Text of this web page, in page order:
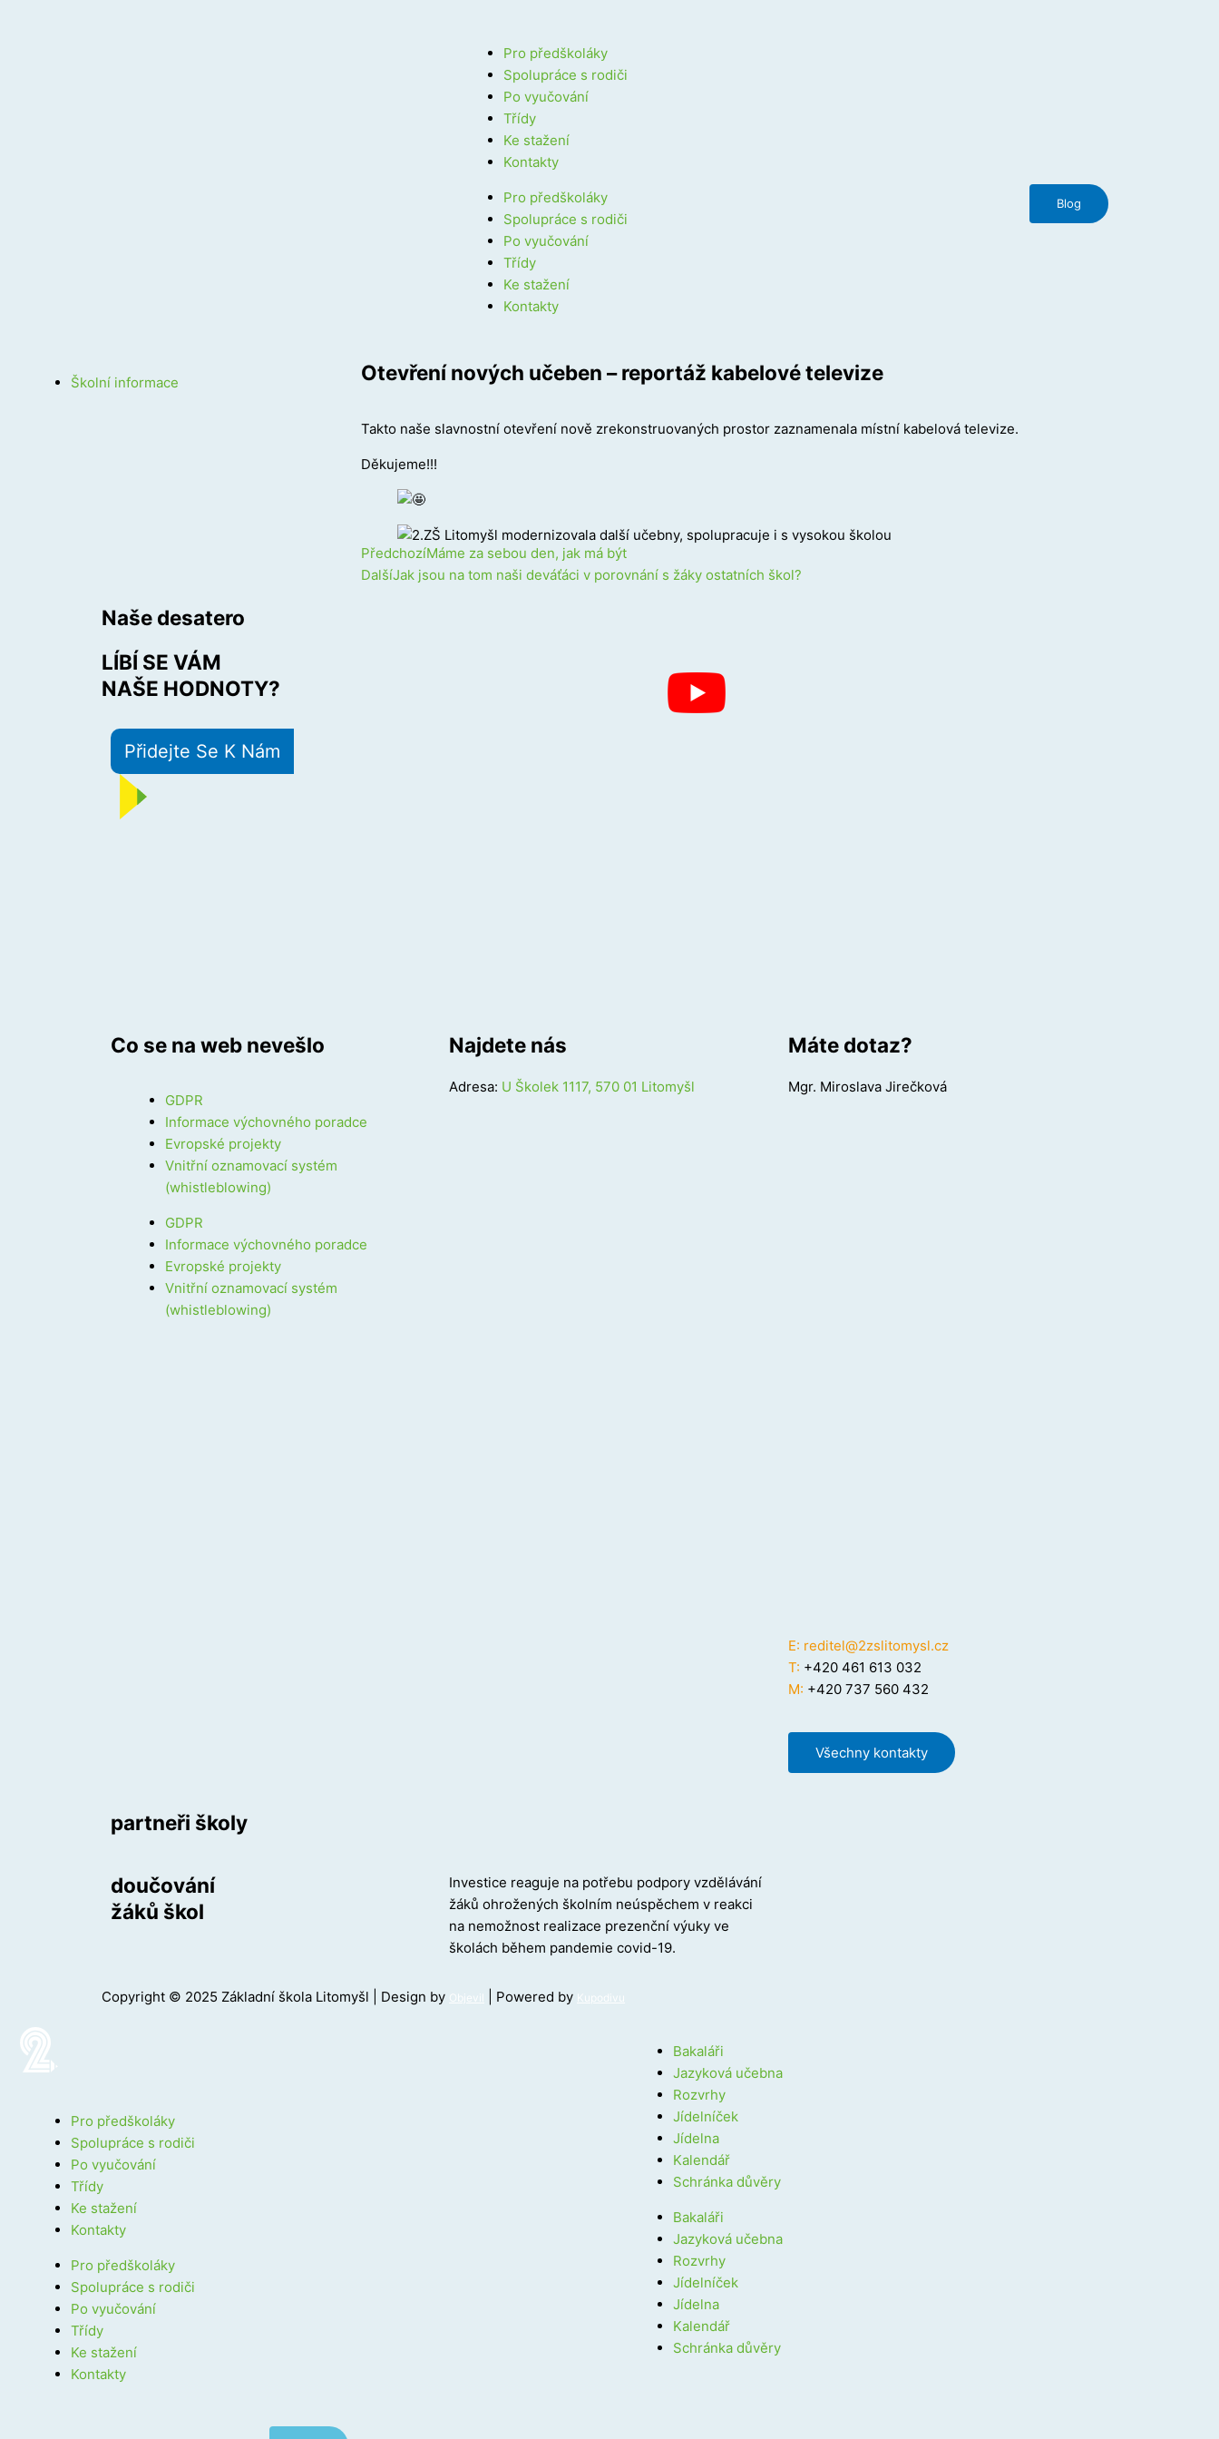
Pro předškoláky
Spolupráce s rodiči
Po vyučování
Třídy
Ke stažení
Kontakty
Pro předškoláky
Spolupráce s rodiči
Po vyučování
Třídy
Ke stažení
Kontakty
Blog
Školní informace Otevření nových učeben – reportáž kabelové televize
Takto naše slavnostní otevření nově zrekonstruovaných prostor zaznamenala místní kabelová televize.
Děkujeme!!!
Prev
PředchozíMáme za sebou den, jak má být
DalšíJak jsou na tom naši deváťáci v porovnání s žáky ostatních škol?
Naše desatero
LÍBÍ SE VÁM
NAŠE HODNOTY?
Přidejte Se K Nám
Co se na web nevešlo
GDPR
Informace výchovného poradce
Evropské projekty
Vnitřní oznamovací systém
(whistleblowing)
GDPR
Informace výchovného poradce
Evropské projekty
Vnitřní oznamovací systém
(whistleblowing)
Najdete nás
Adresa: U Školek 1117, 570 01 Litomyšl
Máte dotaz?
Mgr. Miroslava Jirečková
E: reditel@2zslitomysl.cz
T: +420 461 613 032
M: +420 737 560 432
Všechny kontakty
partneři školy
doučování
žáků škol
Investice reaguje na potřebu podpory vzdělávání
žáků ohrožených školním neúspěchem v reakci
na nemožnost realizace prezenční výuky ve
školách během pandemie covid-19.
Copyright © 2025 Základní škola Litomyšl | Design by Objevil | Powered by Kupodivu
Pro předškoláky
Spolupráce s rodiči
Po vyučování
Třídy
Ke stažení
Kontakty
Pro předškoláky
Spolupráce s rodiči
Po vyučování
Třídy
Ke stažení
Kontakty
Bakaláři
Jazyková učebna
Rozvrhy
Jídelníček
Jídelna
Kalendář
Schránka důvěry
Bakaláři
Jazyková učebna
Rozvrhy
Jídelníček
Jídelna
Kalendář
Schránka důvěry